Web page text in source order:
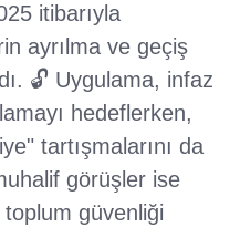
itibarıyla
ayrılma ve geçiş
🔓 Uygulama, infaz
hedeflerken,
tartışmalarını da
görüşler ise
toplum güvenliği